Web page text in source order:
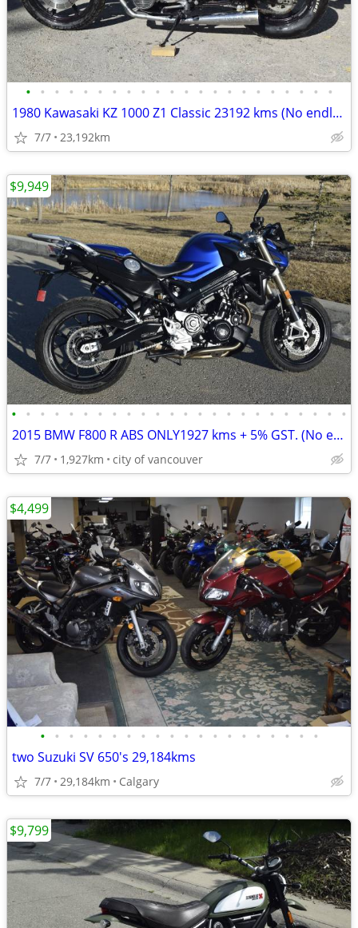
• • • • • • • • • • • • • • • • • • • • • •
1980 Kawasaki KZ 1000 Z1 Classic 23192 kms (No endless fees)
7/7 23,192km
• • • • • • • • • • • • • • • • • • • • • • • •
2015 BMW F800 R ABS ONLY1927 kms + 5% GST. (No endless fees)
7/7 1,927km city of vancouver
$9,949
• • • • • • • • • • • • • • • • • • • •
two Suzuki SV 650's 29,184kms
7/7 29,184km Calgary
$4,499
$9,799